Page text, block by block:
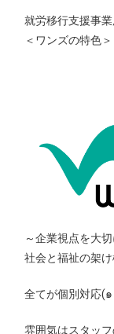
就労移行支援事
＜ワンズの特色＞
～企業視点を大切
社会と福祉の架
全てが個別対応(๑
雰囲気はスタッ